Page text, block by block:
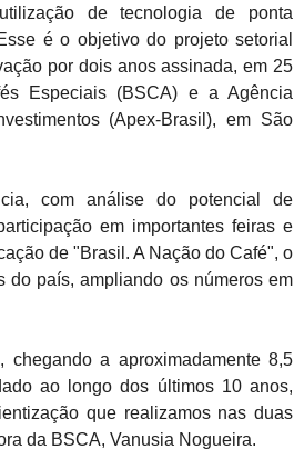
de tecnologia de ponta
é o objetivo do projeto setorial
por dois anos assinada, em 25
Especiais (BSCA) e a Agência
(Apex-Brasil), em São
com análise do potencial de
em importantes feiras e
de "Brasil. A Nação do Café", o
do país, ampliando os números em
a aproximadamente 8,5
ao longo dos últimos 10 anos,
que realizamos nas duas
da BSCA, Vanusia Nogueira.